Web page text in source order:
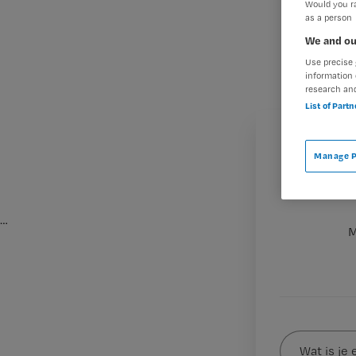
Wat
is
…
Would you
as a person
We and
Use
information
research
List of
Manage